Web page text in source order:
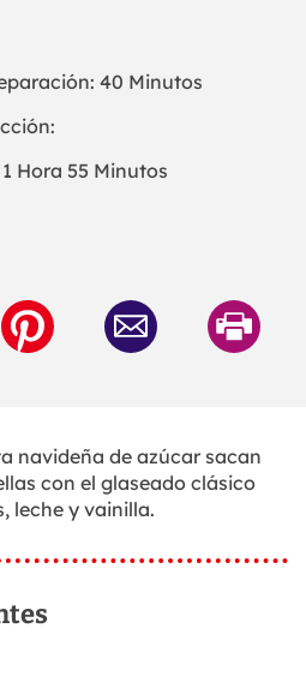
40 Minutos
Hora 55 Minutos
navideña de azúcar sacan
con el glaseado clásico
leche y vainilla.